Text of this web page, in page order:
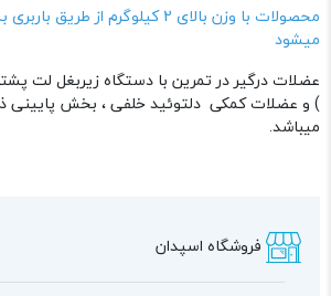
محصولات با وزن بالای 2 کیلوگرم از
میشود
عضلات درگیر در تمرین با دستگاه زیربغل لت
) و عضلات کمکی دلتوئید خلفی ، بخش پایینی
میباشد.
فروشگاه اسپدان